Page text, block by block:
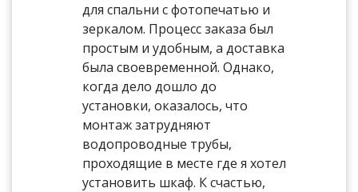
для спальни с фотопечатью и
зеркалом. Процесс заказа был
простым и удобным, а доставка
была своевременной. Однако,
когда дело дошло до
установки, оказалось, что
монтаж затрудняют
водопроводные трубы,
проходящие в месте где я хотел
установить шкаф. К счастью,